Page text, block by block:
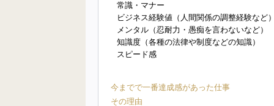
常識・マナー
ビジネス経験値（人間関係の調整経験など
メンタル（忍耐力・愚痴を言わないなど）
知識度（各種の法律や制度などの知識）
スピード感
今までで一番達成感があった仕事
その理由